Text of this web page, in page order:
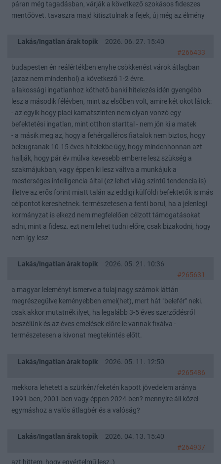
páran még tagadásban, várják a következő szokásos fideszes
mentőövet. tavaszra majd kitisztulnak a fejek, új még az élmény
Lakás/Ingatlan árak topik
2026. 06. 27. 15:40
#266433
budapesten én reálértékben enyhe csökkenést várok átlagban
(azaz nem mindenhol) a következő 1-2 évre.
a lakossági ingatlanhoz köthető banki hitelezés idén gyengébb
lesz a második félévben, mint az elsőben volt, amire két okot látok:
- az egyik hogy piaci kamatszinten nem olyan vonzó egy
befektetési ingatlan, mint otthon starttal - nem jön ki a matek
- a másik meg az, hogy a fehérgalléros fiatalok nem biztos, hogy
beleugranak 10-15 éves hitelekbe úgy, hogy mindenhonnan azt
hallják, hogy pár év múlva kevesebb emberre lesz szükség a
szakmájukban, vagy éppen ki lesz váltva a munkájuk a
mesterséges intelligencia által (ez lehet világ szintű tendencia is)
illetve az erős forint miatt talán az eddigi külföldi befektetők is más
célpontot kereshetnek. természetesen a fenti borul, ha a jelenlegi
kormányzat is elkezd nem megfelelően célzott támogatásokat
adni, mint a fidesz. ezt nem lehet tudni előre, csak bizakodni, hogy
nem így lesz
Lakás/Ingatlan árak topik
2026. 05. 21. 10:36
#265631
a magyar leleményt ismerve a tulaj nagy számok láttán
megrészegülve keményebben emel(het), mert hát "belefér" neki.
csak akkor mutatnék ilyet, ha legalább 3-5 éves szerződésről
beszélünk és az éves emelések előre le vannak fixálva -
természetesen a kivonat megtekintés előtt.
Lakás/Ingatlan árak topik
2026. 05. 11. 12:50
#265486
mekkora lehetett a szürkén/feketén kapott jövedelem aránya
1991-ben, 2001-ben vagy éppen 2024-ben? mennyire áll közel
egymáshoz a valós átlagbér és a valóság?
Lakás/Ingatlan árak topik
2026. 04. 13. 15:40
#264937
azt hittem, hogy egyértelmű lesz ,)